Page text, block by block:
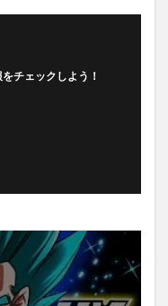
チェックしよう！